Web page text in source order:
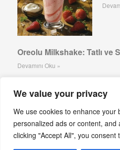
We value your privacy
We use cookies to enhance your
personalized ads or content, and
clicking "Accept All", you consent
Oreolu Milkshake: Tatlı ve
Devamını Oku »
Çilekli Milkshake
Devamını Oku »